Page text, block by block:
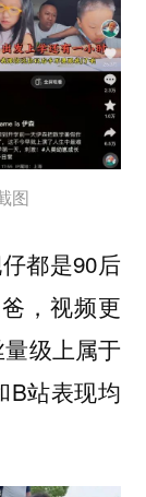
图
都是90后
，视频更
级上属于
B站表现均